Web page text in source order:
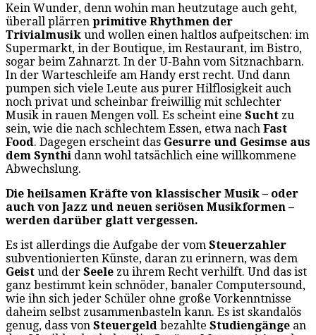
Kein Wunder, denn wohin man heutzutage auch geht,
überall plärren primitive Rhythmen der
Trivialmusik und wollen einen haltlos aufpeitschen: im
Supermarkt, in der Boutique, im Restaurant, im Bistro,
sogar beim Zahnarzt. In der U-Bahn vom Sitznachbarn.
In der Warteschleife am Handy erst recht. Und dann
pumpen sich viele Leute aus purer Hilflosigkeit auch
noch privat und scheinbar freiwillig mit schlechter
Musik in rauen Mengen voll. Es scheint eine Sucht zu
sein, wie die nach schlechtem Essen, etwa nach Fast
Food. Dagegen erscheint das Gesurre und Gesimse aus
dem Synthi dann wohl tatsächlich eine willkommene
Abwechslung.
Die heilsamen Kräfte von klassischer Musik – oder
auch von Jazz und neuen seriösen Musikformen –
werden darüber glatt vergessen.
Es ist allerdings die Aufgabe der vom Steuerzahler
subventionierten Künste, daran zu erinnern, was dem
Geist und der Seele zu ihrem Recht verhilft. Und das ist
ganz bestimmt kein schnöder, banaler Computersound,
wie ihn sich jeder Schüler ohne große Vorkenntnisse
daheim selbst zusammenbasteln kann. Es ist skandalös
genug, dass von Steuergeld bezahlte Studiengänge an